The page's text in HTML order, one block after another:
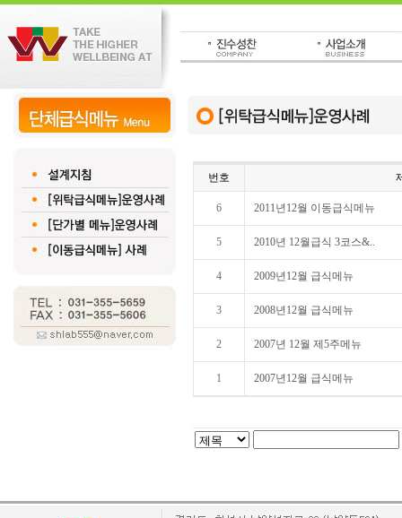
번호
6 2011년12월 이동급식메뉴
5 2010년 12월급식 3코스&..
4 2009년12월 급식메뉴
3 2008년12월 급식메뉴
2 2007년 12월 제5주메뉴
1 2007년12월 급식메뉴